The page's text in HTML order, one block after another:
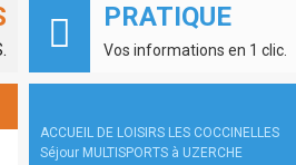
PRATIQUE
Vos informations en 1 clic.
ACCUEIL DE LOISIRS LES COCCINELLES
Séjour MULTISPORTS à UZERCHE